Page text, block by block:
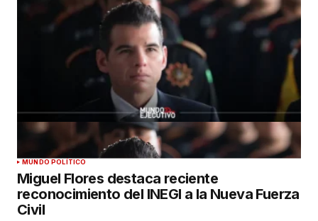
MUNDO POLÍTICO
Miguel Flores destaca reciente
reconocimiento del INEGI a la Nueva Fuerza
Civil